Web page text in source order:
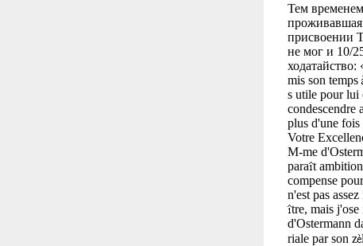
Тем
проживавшая
присвоении
не мог и 10/
ходатайство:
mis son temps
s utile pour lui
condescendre
plus d'une fois
Votre
M-me
para t
compense
n'est pas
tre, mais j'ose
d'Ostermann
riale par son z